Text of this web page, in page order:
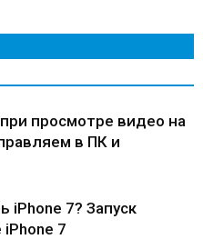
просмотре видео на
в ПК и
iPhone 7? Запуск
7